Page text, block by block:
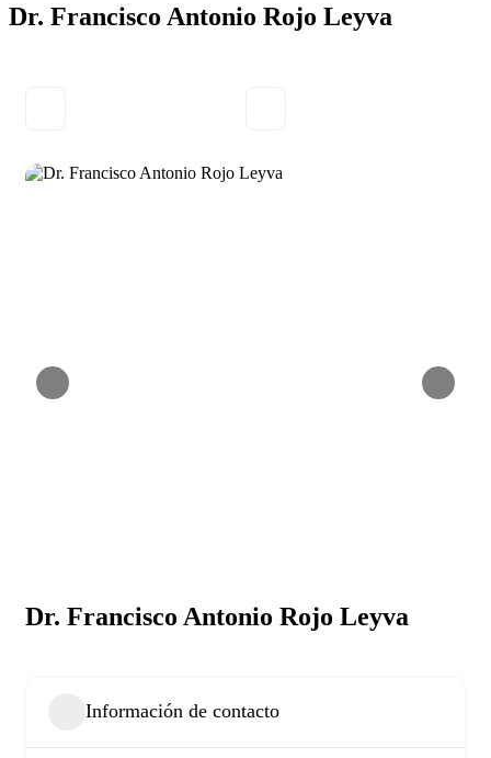
Dr. Francisco Antonio Rojo Leyva
Dr. Francisco Antonio Rojo Leyva
Información de contacto